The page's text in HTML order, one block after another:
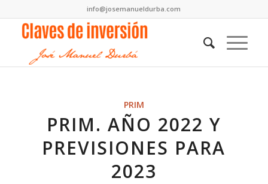
info@josemanueldurba.com
PRIM
PRIM. AÑO 2022 Y
PREVISIONES PARA
2023